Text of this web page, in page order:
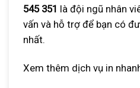
545 351 là đội ngũ nhân
vấn và hỗ trợ để bạn có
nhất.
Xem thêm dịch vụ in